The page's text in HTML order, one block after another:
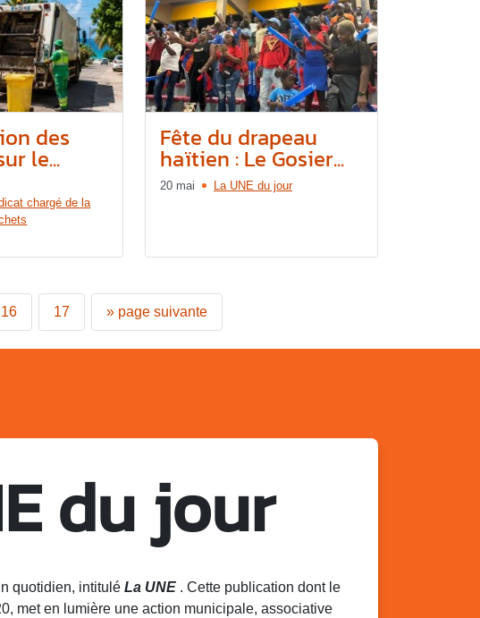
des
le...
chargé de la
Fête du drapeau
haïtien : Le Gosier...
20 mai La UNE du jour
16 17 » page suivante
du jour
quotidien, intitulé La UNE . Cette publication dont le
met en lumière une action municipale, associative